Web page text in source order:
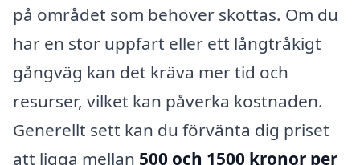
på området som behöver skottas. Om du
har en stor uppfart eller ett långtråkigt
gångväg kan det kräva mer tid och
resurser, vilket kan påverka kostnaden.
Generellt sett kan du förvänta dig priset
att ligga mellan 500 och 1500 kronor per